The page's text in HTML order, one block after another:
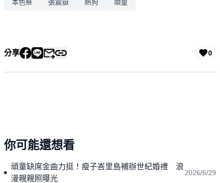
本色祭 張震嶽 熱狗 頑童
分享 0
你可能還想看
頑童缺席金曲力挺！瘦子峇里島補辦世紀婚禮 浪
漫親親照曝光
2026/6/29